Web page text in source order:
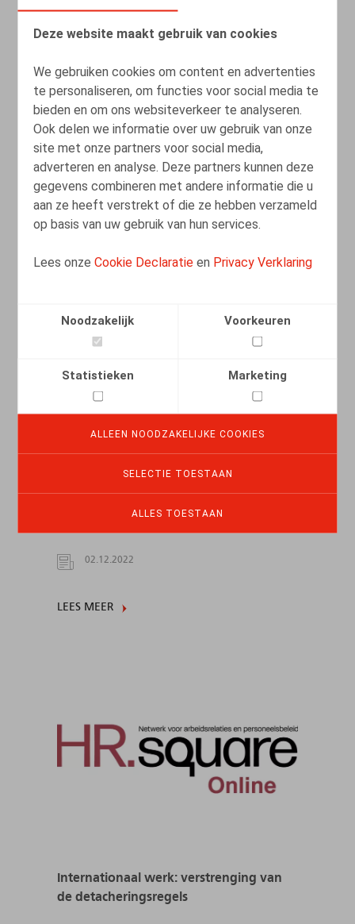
Deze website maakt gebruik van cookies
We gebruiken cookies om content en advertenties
te personaliseren, om functies voor social media te
bieden en om ons websiteverkeer te analyseren.
Ook delen we informatie over uw gebruik van onze
site met onze partners voor social media,
adverteren en analyse. Deze partners kunnen deze
gegevens combineren met andere informatie die u
aan ze heeft verstrekt of die ze hebben verzameld
op basis van uw gebruik van hun services.
Lees onzeCookie Declaratie en Privacy Verklaring
Noodzakelijk Voorkeuren
Statistieken Marketing
ALLEEN NOODZAKELIJKE COOKIES
SELECTIE TOESTAAN
ALLES TOESTAAN
Het recht op deconnectie vanuit een
Frans, Belgisch en Europees perspectief
22.12.2022
LEES MEER
02.12.2022
LEES MEER
Internationaal werk: verstrenging van
de detacheringsregels